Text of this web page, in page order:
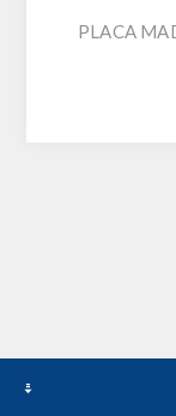
PLACA